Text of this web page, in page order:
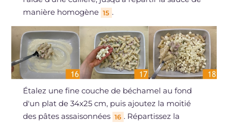
manière homogène 15 .
Étalez une fine couche de béchamel au fond
d'un plat de 34x25 cm, puis ajoutez la moitié
des pâtes assaisonnées 16 . Répartissez la